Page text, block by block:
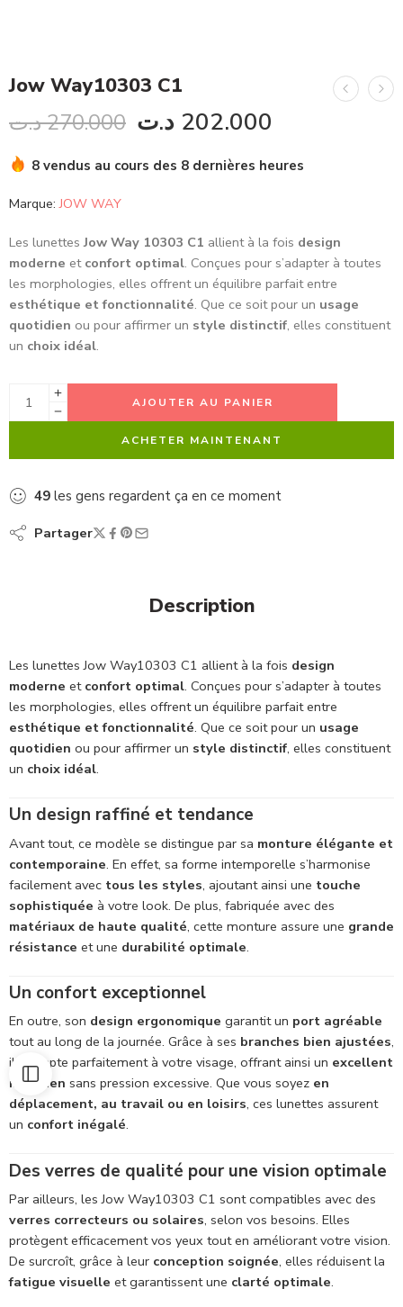
Jow Way10303 C1
270.000د.ت 202.000 د.ت
8 vendus au cours des 8 dernières heures
Marque: JOW WAY
Les lunettesJow Way 10303 C1 allient à la fois design
moderne et confort optimal. Conçues pour s’adapter à toutes
les morphologies, elles offrent un équilibre parfait entre
esthétique et fonctionnalité. Que ce soit pour un usage
quotidien ou pour affirmer un style distinctif, elles constituent
un choix idéal.
AJOUTER AU PANIER
ACHETER MAINTENANT
49 les gens regardent ça en ce moment
Partager
Description
Jow
Way
10303
C1
–
Élégance
et
confort
style
Les lunettes Jow Way10303 C1 allient à la fois design
moderne et confort optimal. Conçues pour s’adapter à toutes
les morphologies, elles offrent un équilibre parfait entre
esthétique et fonctionnalité. Que ce soit pour un usage
quotidien ou pour affirmer un style distinctif, elles constituent
un choix idéal.
Un design raffiné et tendance
Avant tout, ce modèle se distingue par sa monture élégante et
contemporaine. En effet, sa forme intemporelle s’harmonise
facilement avec tous les styles, ajoutant ainsi une touche
sophistiquée à votre look. De plus, fabriquée avec des
matériaux de haute qualité, cette monture assure une grande
résistance et une durabilité optimale.
Un confort exceptionnel
En outre, son design ergonomique garantit un port agréable
tout au long de la journée. Grâce à ses branches bien ajustées,
il s’adapte parfaitement à votre visage, offrant ainsi un excellent
maintien sans pression excessive. Que vous soyez en
déplacement, au travail ou en loisirs, ces lunettes assurent
un confort inégalé.
Des verres de qualité pour une vision optimale
Par ailleurs, les Jow Way10303 C1 sont compatibles avec des
verres correcteurs ou solaires, selon vos besoins. Elles
protègent efficacement vos yeux tout en améliorant votre vision.
De surcroît, grâce à leur conception soignée, elles réduisent la
fatigue visuelle et garantissent une clarté optimale.